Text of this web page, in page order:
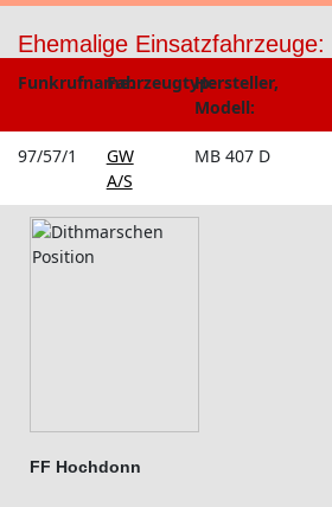
Ehemalige Einsatzfahrzeuge:
Funkrufname:Fahrzeugtyp:Hersteller,
Modell:
97/57/1
GW
A/S
MB 407 D
FF Hochdonn